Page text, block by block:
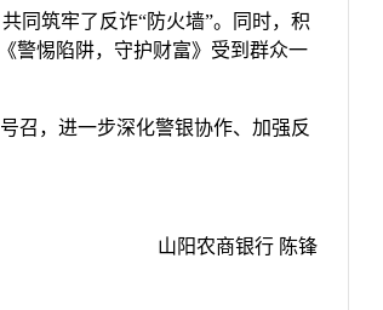
同筑牢了反诈“防火墙”。同时，积
警惕陷阱，守护财富》受到群众一
召，进一步深化警银协作、加强反
山阳农商银行 陈锋